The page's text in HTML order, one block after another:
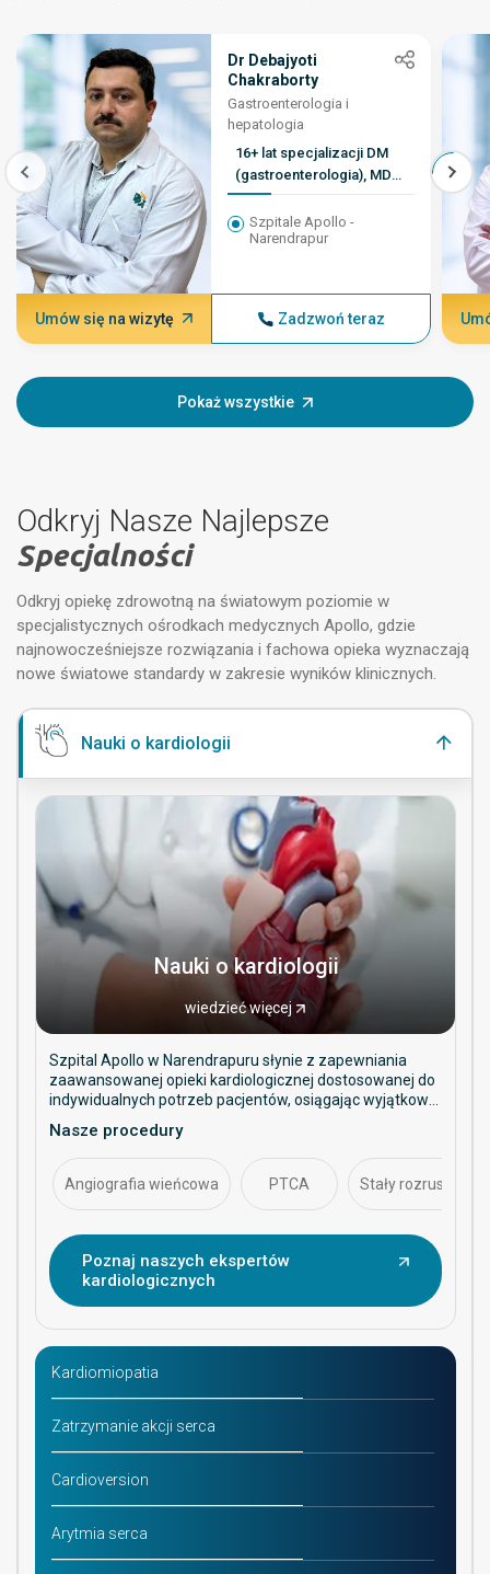
Dr Debajyoti
Chakraborty
Gastroenterologia i
hepatologia
16+ lat specjalizacji DM
(gastroenterologia), MD
(choroby wewnętrzne),
MBBS
Szpitale Apollo -
Narendrapur
Umów się na wizytę Zadzwoń teraz
Pokaż wszystkie
Odkryj Nasze Najlepsze
Specjalności
Odkryj opiekę zdrowotną na światowym poziomie w
specjalistycznych ośrodkach medycznych Apollo, gdzie
najnowocześniejsze rozwiązania i fachowa opieka wyznaczają
nowe światowe standardy w zakresie wyników klinicznych.
Nauki o kardiologii
Nauki o kardiologii
wiedzieć więcej
Szpital Apollo w Narendrapuru słynie z zapewniania
zaawansowanej opieki kardiologicznej dostosowanej do
indywidualnych potrzeb pacjentów, osiągając wyjątkowe
Nasze procedury
Angiografia wieńcowa PTCA Stały rozrusznik
Poznaj naszych ekspertów
kardiologicznych
Kardiomiopatia
Zatrzymanie akcji serca
Cardioversion
Arytmia serca